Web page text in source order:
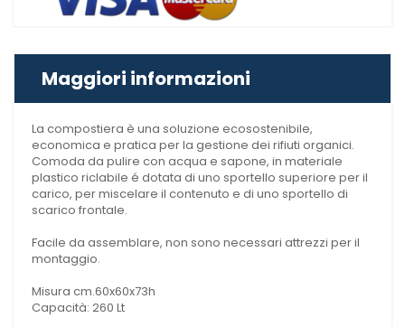
Maggiori informazioni
La compostiera è una soluzione ecosostenibile,
economica e pratica per la gestione dei rifiuti organici.
Comoda da pulire con acqua e sapone, in materiale
plastico riclabile é dotata di uno sportello superiore per il
carico, per miscelare il contenuto e di uno sportello di
scarico frontale.
Facile da assemblare, non sono necessari attrezzi per il
montaggio.
Misura cm.60x60x73h
Capacità: 260 Lt